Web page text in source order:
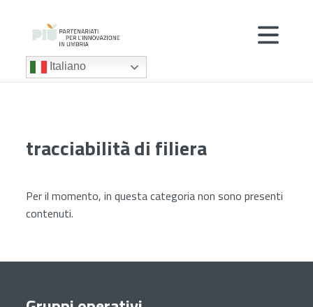
Italiano
tracciabilità di filiera
Per il momento, in questa categoria non sono presenti
contenuti.